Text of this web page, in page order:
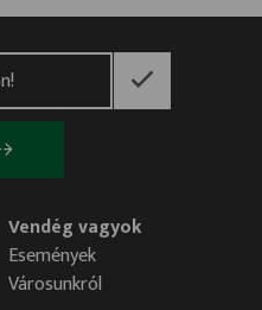
Vendég vagyok
Események
Városunkról